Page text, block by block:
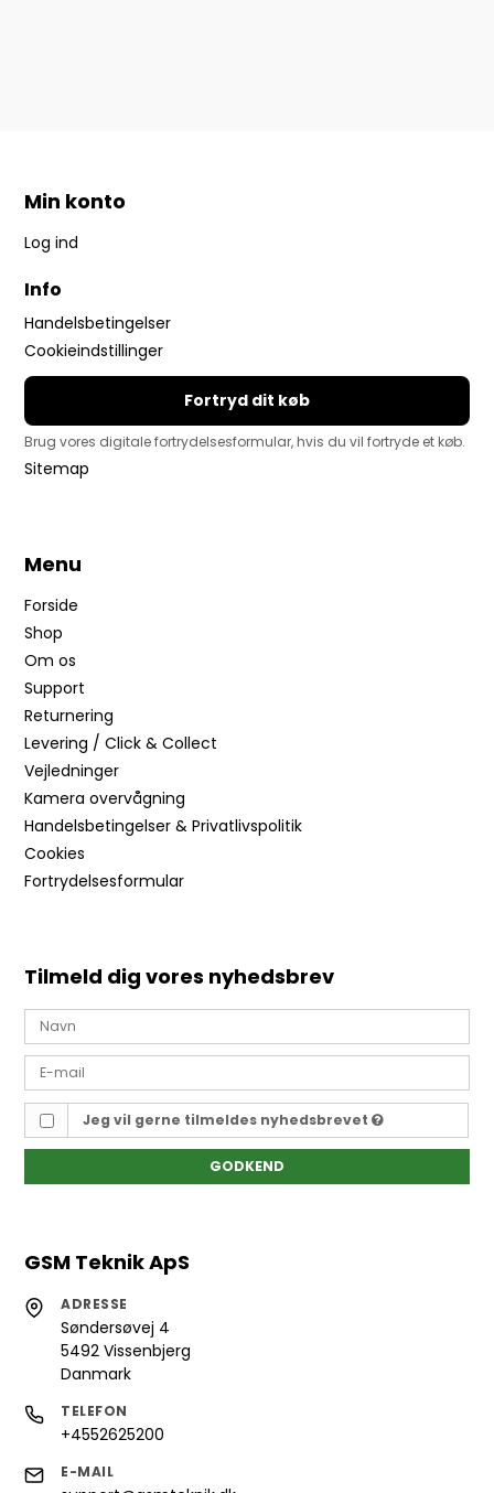
Min konto
Log ind
Info
Handelsbetingelser
Cookieindstillinger
Fortryd dit køb
Brug vores digitale fortrydelsesformular, hvis du vil fortryde et køb.
Sitemap
Menu
Forside
Shop
Om os
Support
Returnering
Levering / Click & Collect
Vejledninger
Kamera overvågning
Handelsbetingelser & Privatlivspolitik
Cookies
Fortrydelsesformular
Tilmeld dig vores nyhedsbrev
Jeg vil gerne tilmeldes nyhedsbrevet
GODKEND
GSM Teknik ApS
ADRESSE
Søndersøvej 4
5492 Vissenbjerg
Danmark
TELEFON
+4552625200
E-MAIL